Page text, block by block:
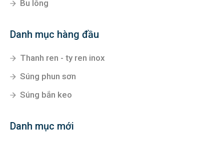
Bu lông
Danh mục hàng đầu
Thanh ren - ty ren inox
Súng phun sơn
Súng bắn keo
Danh mục mới